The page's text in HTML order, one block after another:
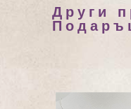
Други